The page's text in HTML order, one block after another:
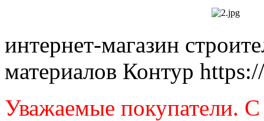
интернет-магазин
материалов Контур
Уважаемые покупатели.